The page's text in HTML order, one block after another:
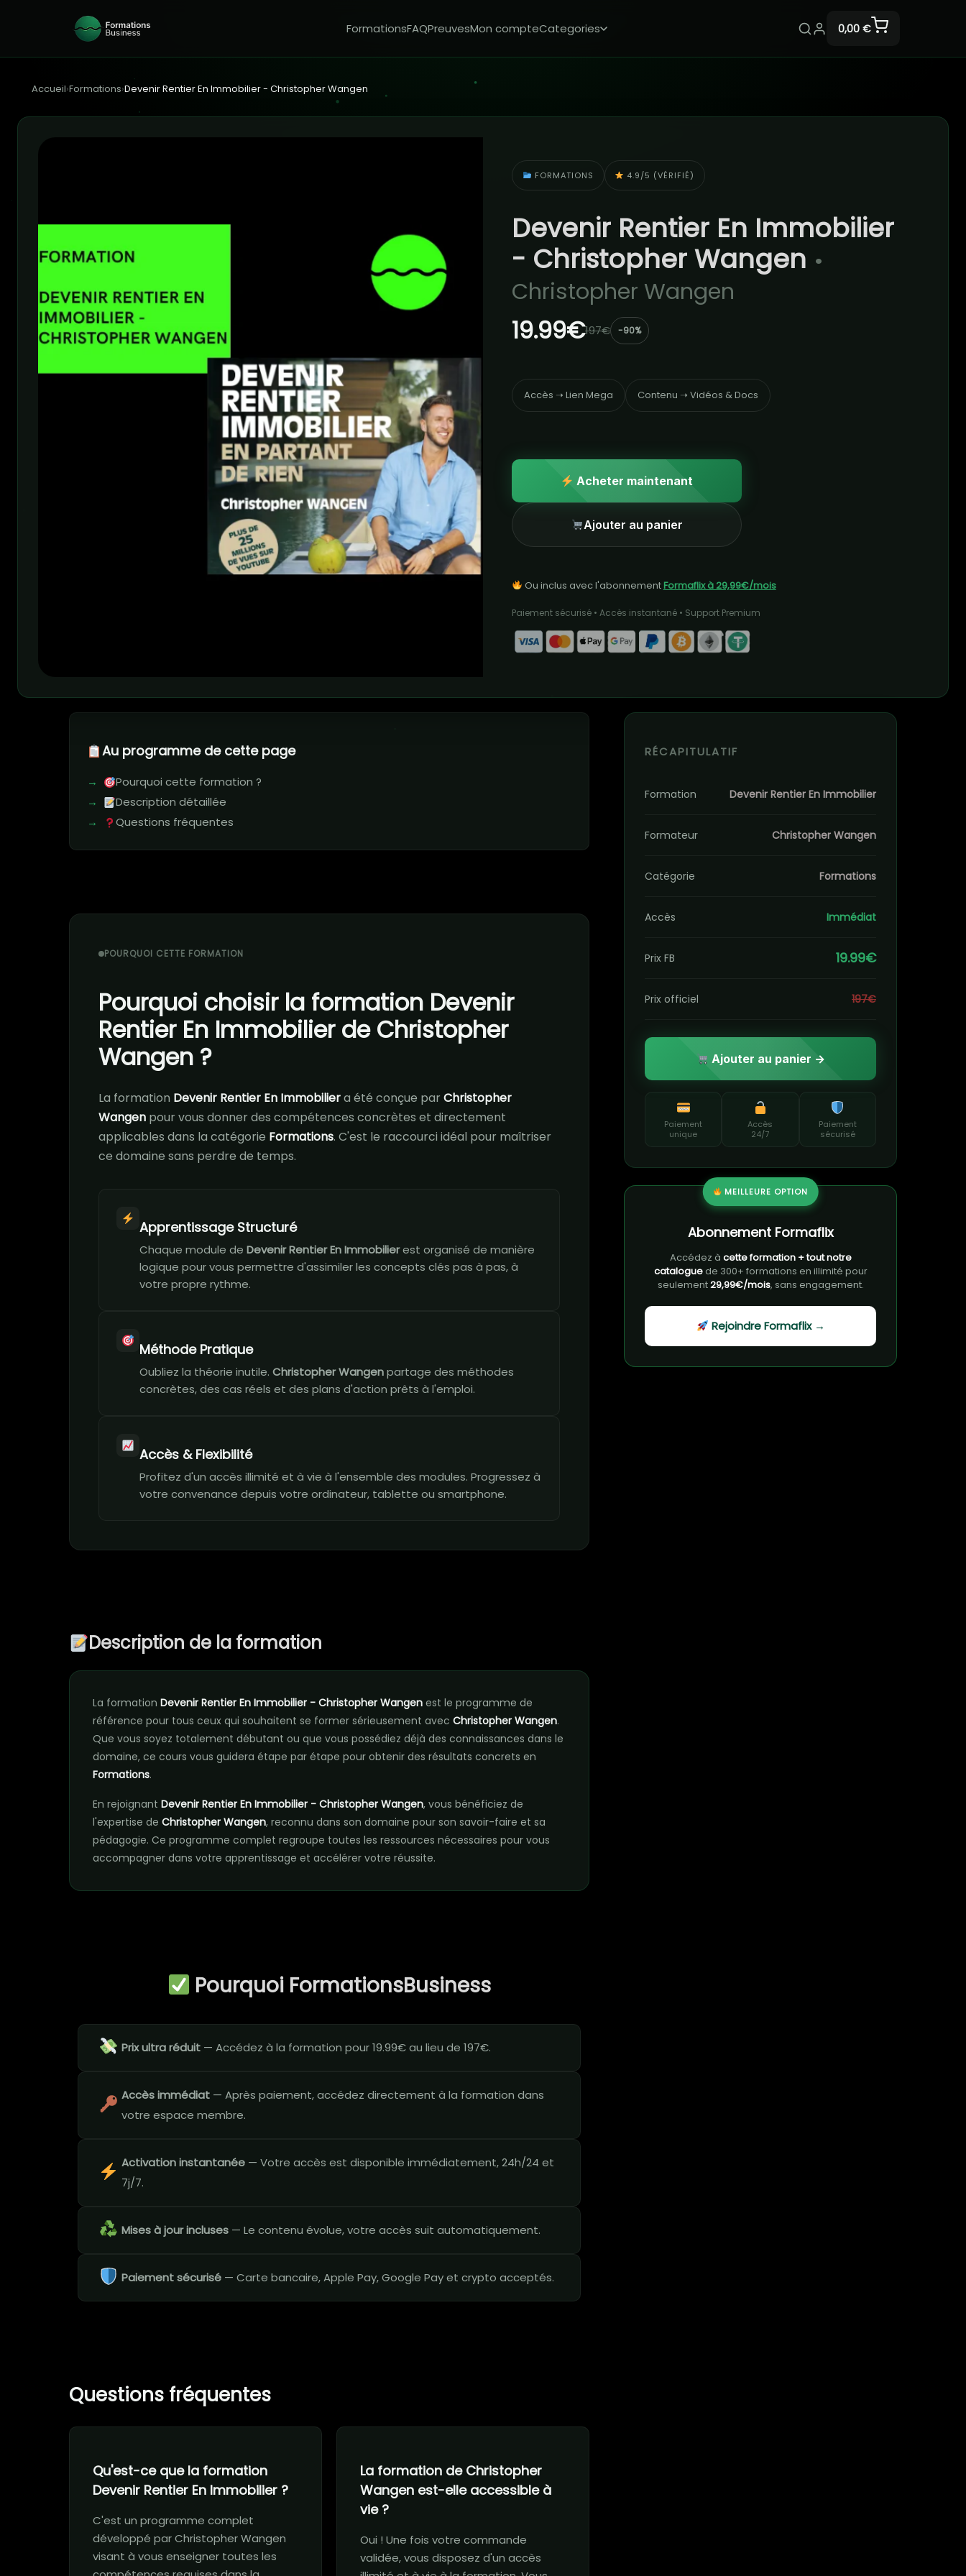
FormationsFAQPreuvesMon compteCategories 0,00 €
Accueil›Formations›Devenir Rentier En Immobilier - Christopher Wangen
FORMATIONS 4.9/5 (VÉRIFIÉ)
Devenir Rentier En Immobilier
- Christopher Wangen •
Christopher Wangen
19.99€197€ -90%
Accès ➝ Lien Mega Contenu ➝ Vidéos & Docs
Acheter maintenant
Ajouter au panier
Ou inclus avec l'abonnementFormaflix à 29,99€/mois
Paiement sécurisé • Accès instantané • Support Premium
Au programme de cette page
Pourquoi cette formation ?
Description détaillée
Questions fréquentes
POURQUOI CETTE FORMATION
Pourquoi choisir la formation Devenir
Rentier En Immobilier de Christopher
Wangen ?
La formation Devenir Rentier En Immobiliera été conçue parChristopher
Wangen pour vous donner des compétences concrètes et directement
applicables dans la catégorie Formations. C'est le raccourci idéal pour maîtriser
ce domaine sans perdre de temps.
Apprentissage Structuré
Chaque module de Devenir Rentier En Immobilierest organisé de manière
logique pour vous permettre d'assimiler les concepts clés pas à pas, à
votre propre rythme.
Méthode Pratique
Oubliez la théorie inutile. Christopher Wangenpartage des méthodes
concrètes, des cas réels et des plans d'action prêts à l'emploi.
Accès & Flexibilité
Profitez d'un accès illimité et à vie à l'ensemble des modules. Progressez à
votre convenance depuis votre ordinateur, tablette ou smartphone.
Description de la formation
La formation Devenir Rentier En Immobilier - Christopher Wangen est le programme de
référence pour tous ceux qui souhaitent se former sérieusement avec Christopher Wangen.
Que vous soyez totalement débutant ou que vous possédiez déjà des connaissances dans le
domaine, ce cours vous guidera étape par étape pour obtenir des résultats concrets en
Formations.
En rejoignant Devenir Rentier En Immobilier - Christopher Wangen, vous bénéficiez de
l'expertise de Christopher Wangen, reconnu dans son domaine pour son savoir-faire et sa
pédagogie. Ce programme complet regroupe toutes les ressources nécessaires pour vous
accompagner dans votre apprentissage et accélérer votre réussite.
Pourquoi FormationsBusiness
Prix ultra réduit — Accédez à la formation pour 19.99€ au lieu de 197€.
Accès immédiat — Après paiement, accédez directement à la formation dans
votre espace membre.
Activation instantanée — Votre accès est disponible immédiatement, 24h/24 et
7j/7.
Mises à jour incluses — Le contenu évolue, votre accès suit automatiquement.
Paiement sécurisé — Carte bancaire, Apple Pay, Google Pay et crypto acceptés.
Questions fréquentes
Qu'est-ce que la formation
Devenir Rentier En Immobilier ?
C'est un programme complet
développé par Christopher Wangen
visant à vous enseigner toutes les
La formation de Christopher
Wangen est-elle accessible à
vie ?
Oui ! Une fois votre commande
validée, vous disposez d'un accès
RÉCAPITULATIF
Formation Devenir Rentier En Immobilier
Formateur Christopher Wangen
Catégorie Formations
Accès Immédiat
Prix FB 19.99€
Prix officiel 197€
Ajouter au panier →
Paiement
unique
Accès
24/7
Paiement
sécurisé
MEILLEURE OPTION
Abonnement Formaflix
Accédez à cette formation + tout notre
cataloguede 300+ formations en illimité pour
seulement29,99€/mois, sans engagement.
Rejoindre Formaflix →